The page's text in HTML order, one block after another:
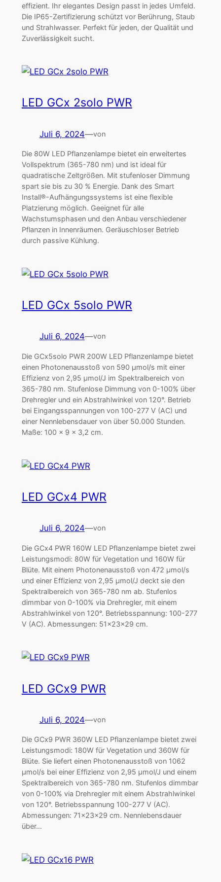
effizient. Ihr elegantes Design passt in jedes Umfeld.
Die IP65-Zertifizierung schützt vor Berührung, Staub
und Strahlwasser. Perfekt für jeden, der Qualität und
Zuverlässigkeit sucht.
LED GCx 2solo PWR
Juli 6, 2024—von
Die 80W LED Pflanzenlampe bietet ein erweitertes
Vollspektrum (365-780 nm) und ist ideal für
quadratische Zeltgrößen. Mit stufenloser Dimmung
spart sie bis zu 30 % Energie. Dank des Smart
Install®-Aufhängungssystems ist eine flexible
Platzierung möglich. Geeignet für alle
Wachstumsphasen und den Anbau verschiedener
Pflanzen in Innenräumen. Geräuschloser Betrieb
durch passive Kühlung.
LED GCx 5solo PWR
Juli 6, 2024—von
Die GCx5solo PWR 200W LED Pflanzenlampe bietet
einen Photonenausstoß von 590 μmol/s mit einer
Effizienz von 2,95 μmol/J im Spektralbereich von
365-780 nm. Stufenlose Dimmung von 0-100% über
Drehregler und ein Abstrahlwinkel von 120°. Betrieb
bei Eingangsspannungen von 100-277 V (AC) und
einer Nennlebensdauer von über 50.000 Stunden.
Maße: 100 x 9 x 3,2 cm.
LED GCx4 PWR
Juli 6, 2024—von
Die GCx4 PWR 160W LED Pflanzenlampe bietet zwei
Leistungsmodi: 80W für Vegetation und 160W für
Blüte. Mit einem Photonenausstoß von 472 μmol/s
und einer Effizienz von 2,95 μmol/J deckt sie den
Spektralbereich von 365-780 nm ab. Stufenlos
dimmbar von 0-100% via Drehregler, mit einem
Abstrahlwinkel von 120°. Betriebsspannung: 100-277
V (AC). Abmessungen: 51x23x29 cm.
LED GCx9 PWR
Juli 6, 2024—von
Die GCx9 PWR 360W LED Pflanzenlampe bietet zwei
Leistungsmodi: 180W für Vegetation und 360W für
Blüte. Sie liefert einen Photonenausstoß von 1062
μmol/s bei einer Effizienz von 2,95 μmol/J und einem
Spektralbereich von 365-780 nm. Stufenlos dimmbar
von 0-100% via Drehregler mit einem Abstrahlwinkel
von 120°. Betriebsspannung 100-277 V (AC).
Abmessungen: 71x23x29 cm. Nennlebensdauer
über…